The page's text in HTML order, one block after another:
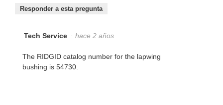
Responder a esta pregunta
Tech Service · hace 2 años
The RIDGID catalog number for the lapwing
bushing is 54730.